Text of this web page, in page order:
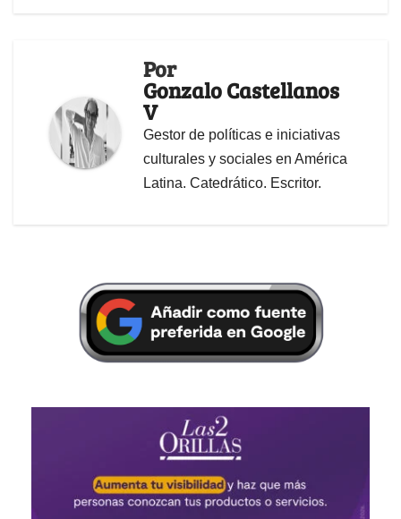
Por
Gonzalo Castellanos
V
Gestor de políticas e iniciativas
culturales y sociales en América
Latina. Catedrático. Escritor.